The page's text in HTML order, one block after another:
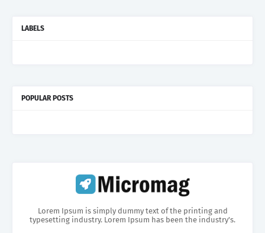
LABELS
POPULAR POSTS
Lorem Ipsum is simply dummy text of the printing and
typesetting industry. Lorem Ipsum has been the industry's.